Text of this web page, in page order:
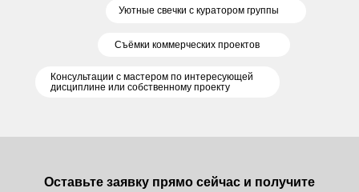
Консультации с мастером по интересующей
дисциплине или собственному проекту
Уютные свечки с куратором группы
Съёмки коммерческих проектов
Оставьте заявку прямо сейчас и получите